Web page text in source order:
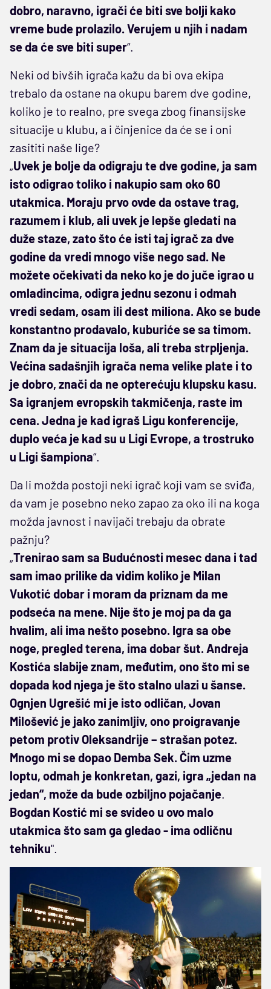
dobro, naravno, igrači će biti sve bolji kako
vreme bude prolazilo. Verujem u njih i nadam
se da će sve biti super“.
Neki od bivših igrača kažu da bi ova ekipa
trebalo da ostane na okupu barem dve godine,
koliko je to realno, pre svega zbog finansijske
situacije u klubu, a i činjenice da će se i oni
zasititi naše lige?
„Uvek je bolje da odigraju te dve godine, ja sam
isto odigrao toliko i nakupio sam oko 60
utakmica. Moraju prvo ovde da ostave trag,
razumem i klub, ali uvek je lepše gledati na
duže staze, zato što će isti taj igrač za dve
godine da vredi mnogo više nego sad. Ne
možete očekivati da neko ko je do juče igrao u
omladincima, odigra jednu sezonu i odmah
vredi sedam, osam ili dest miliona. Ako se bude
konstantno prodavalo, kuburiće se sa timom.
Znam da je situacija loša, ali treba strpljenja.
Većina sadašnjih igrača nema velike plate i to
je dobro, znači da ne opterećuju klupsku kasu.
Sa igranjem evropskih takmičenja, raste im
cena. Jedna je kad igraš Ligu konferencije,
duplo veća je kad su u Ligi Evrope, a trostruko
u Ligi šampiona“.
Da li možda postoji neki igrač koji vam se sviđa,
da vam je posebno neko zapao za oko ili na koga
možda javnost i navijači trebaju da obrate
pažnju?
„Trenirao sam sa Budućnosti mesec dana i tad
sam imao prilike da vidim koliko je Milan
Vukotić dobar i moram da priznam da me
podseća na mene. Nije što je moj pa da ga
hvalim, ali ima nešto posebno. Igra sa obe
noge, pregled terena, ima dobar šut. Andreja
Kostića slabije znam, međutim, ono što mi se
dopada kod njega je što stalno ulazi u šanse.
Ognjen Ugrešić mi je isto odličan, Jovan
Milošević je jako zanimljiv, ono proigravanje
petom protiv Oleksandrije – strašan potez.
Mnogo mi se dopao Demba Sek. Čim uzme
loptu, odmah je konkretan, gazi, igra „jedan na
jedan“, može da bude ozbiljno pojačanje.
Bogdan Kostić mi se svideo u ovo malo
utakmica što sam ga gledao - ima odličnu
tehniku".